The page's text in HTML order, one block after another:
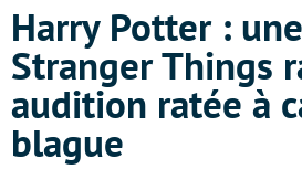
Harry Potter :
Stranger Things
audition ratée à
blague